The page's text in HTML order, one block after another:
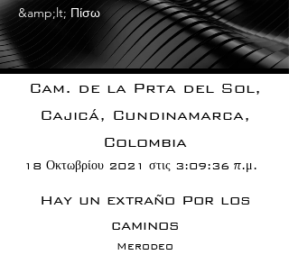
&amp;lt; Πίσω
Cam. de la Prta del Sol,
Cajicá, Cundinamarca,
Colombia
18 Οκτωβρίου 2021 στις 3:09:36 π.μ.
Hay un extraño Por los
caminos
Merodeo